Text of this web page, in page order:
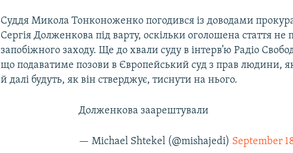
Суддя Микола Тонконоженко погодився із доводами
Сергія Долженкова під варту, оскільки оголошена стаття не
запобіжного заходу. Ще до хвали суду в інтерв’ю Радіо
що подаватиме позови в Європейський суд з прав людини,
й далі будуть, як він стверджує, тиснути на нього.
Долженкова заарештували
— Michael Shtekel (@mishajedi) September